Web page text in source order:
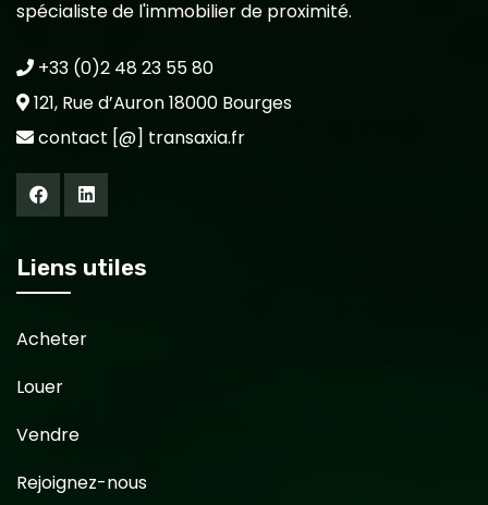
spécialiste de l'immobilier de proximité.
+33 (0)2 48 23 55 80
121, Rue d’Auron 18000 Bourges
contact [@] transaxia.fr
Liens utiles
Acheter
Louer
Vendre
Rejoignez-nous